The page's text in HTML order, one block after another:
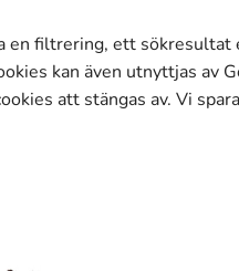
en filtrering, ett sökresultat
kan även utnyttjas av
att stängas av. Vi